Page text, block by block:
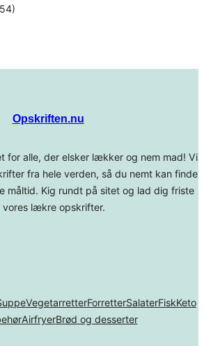
Opskriften.nu
for alle, der elsker lækker og nem mad! Vi
fra hele verden, så du nemt kan finde
måltid. Kig rundt på sitet og lad dig friste
vores lækre opskrifter.
VegetarretterForretterSalaterFiskKeto
AirfryerBrød og desserter